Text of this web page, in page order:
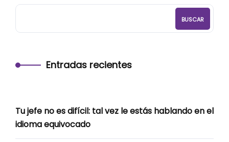
BUSCAR
Entradas recientes
Tu jefe no es difícil: tal vez le estás hablando en el
idioma equivocado